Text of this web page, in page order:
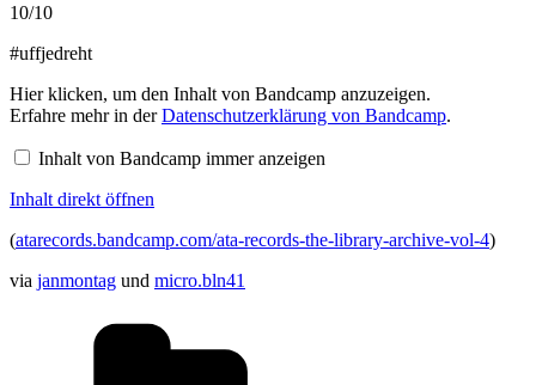
10/10
#uffjedreht
Inhalt
von
Bandcamp
Hier klicken, um den Inhalt von Bandcamp anzuzeigen.
Erfahre mehr in derDatenschutzerklärung von Bandcamp.
Inhalt von Bandcamp immer anzeigen
Inhalt direkt öffnen
(atarecords.bandcamp.com/ata-records-the-library-archive-vol-4)
via janmontag und micro.bln41